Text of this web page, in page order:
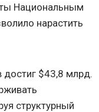
Национальным
нарастить
$43,8 млрд.
структурный